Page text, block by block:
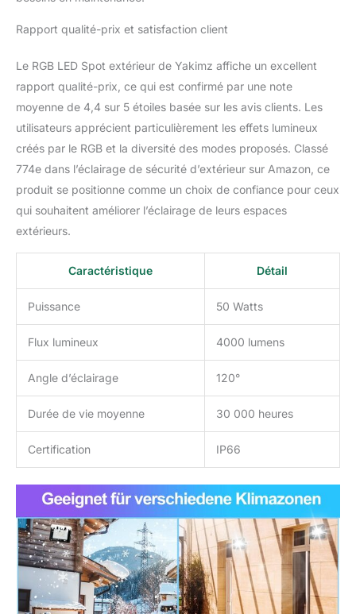
Rapport qualité-prix et satisfaction client
Le RGB LED Spot extérieur de Yakimz affiche un excellent
rapport qualité-prix, ce qui est confirmé par une note
moyenne de 4,4 sur 5 étoiles basée sur les avis clients. Les
utilisateurs apprécient particulièrement les effets lumineux
créés par le RGB et la diversité des modes proposés. Classé
774e dans l’éclairage de sécurité d’extérieur sur Amazon, ce
produit se positionne comme un choix de confiance pour ceux
qui souhaitent améliorer l’éclairage de leurs espaces
extérieurs.
Caractéristique Détail
Puissance 50 Watts
Flux lumineux 4000 lumens
Angle d’éclairage 120°
Durée de vie moyenne 30 000 heures
Certification IP66